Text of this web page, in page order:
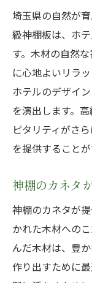
埼玉県の自然が
級神棚板は、ホ
す。木材の自然
に心地よいリラ
ホテルのデザイ
を演出します。
ピタリティがさ
を提供することが
神棚のカネタ
神棚のカネタが
かれた木材への
んだ木材は、豊
作り出すために